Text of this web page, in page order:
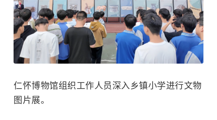
仁怀博物馆组织工作人员深入乡镇小学进行文物
图片展。